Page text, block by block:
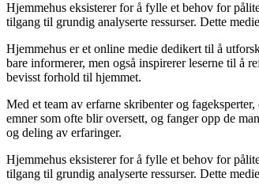
Hjemmehus eksisterer for å fylle et behov for
tilgang til grundig analyserte ressurser. Dette
Hjemmehus er et online medie dedikert til å
bare informerer, men også inspirerer leserne til å
bevisst forhold til hjemmet.
Med et team av erfarne skribenter og
emner som ofte blir oversett, og fanger opp de
og deling av erfaringer.
Hjemmehus eksisterer for å fylle et behov for
tilgang til grundig analyserte ressurser. Dette